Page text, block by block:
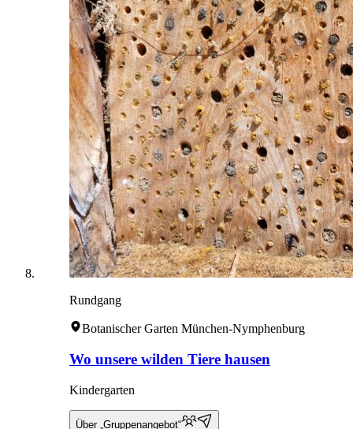
Rundgang
Botanischer Garten München-Nymphenburg
Wo unsere wilden Tiere hausen
Kindergarten
Über „Gruppenangebot“